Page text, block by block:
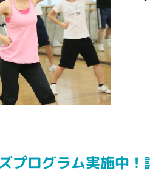
プログラム実施中！